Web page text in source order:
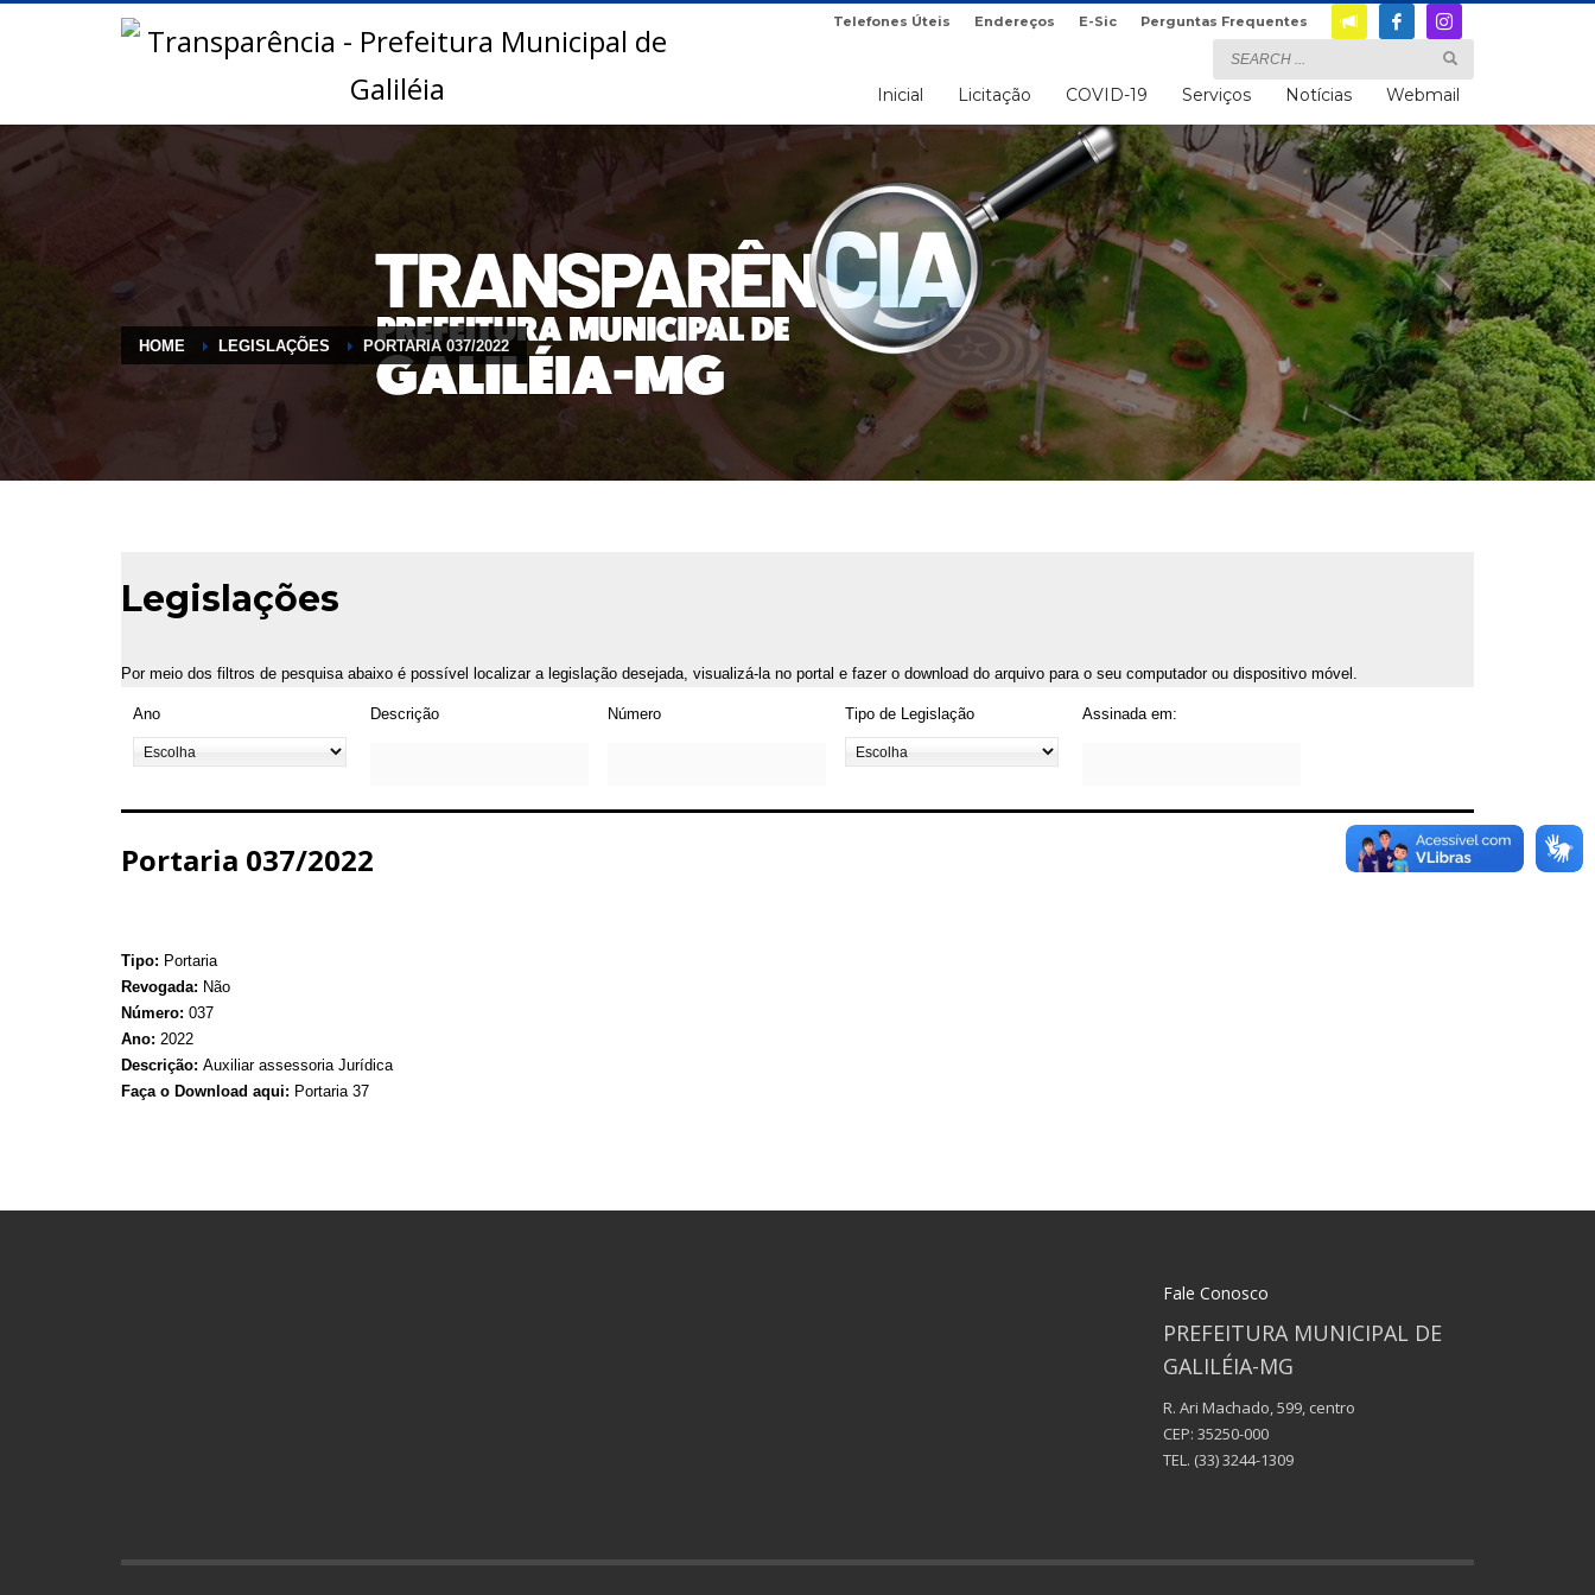
Telefones Úteis Endereços E-Sic Perguntas Frequentes
Inicial Licitação COVID-19 Serviços Notícias Webmail
HOME LEGISLAÇÕES PORTARIA 037/2022
Legislações
Por meio dos filtros de pesquisa abaixo é possível localizar a legislação desejada, visualizá-la no portal e fazer o download do arquivo para o seu computador ou dispositivo móvel.
Ano Descrição Número Tipo de Legislação Assinada em:
Portaria 037/2022
Tipo: Portaria
Revogada: Não
Número: 037
Ano: 2022
Descrição: Auxiliar assessoria Jurídica
Faça o Download aqui: Portaria 37
Fale Conosco
PREFEITURA MUNICIPAL DE
GALILÉIA-MG
R. Ari Machado, 599, centro
CEP: 35250-000
TEL. (33) 3244-1309